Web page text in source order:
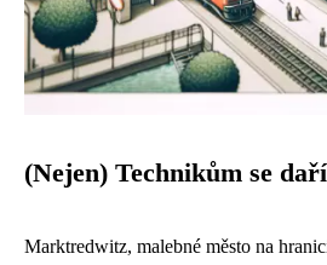
(Nejen) Technikům se daří
Marktredwitz, malebné město na